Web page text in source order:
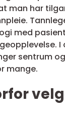
man har
med
sentrum
mange.